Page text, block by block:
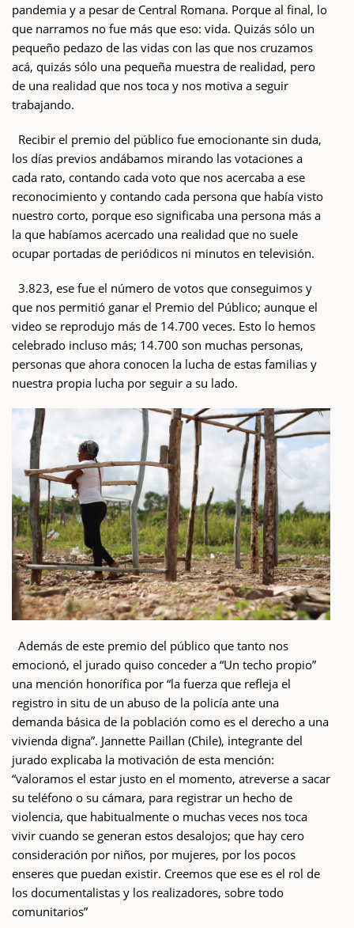
pandemia y a pesar de Central Romana. Porque al final, lo
que narramos no fue más que eso: vida. Quizás sólo un
pequeño pedazo de las vidas con las que nos cruzamos
acá, quizás sólo una pequeña muestra de realidad, pero
de una realidad que nos toca y nos motiva a seguir
trabajando.
Recibir el premio del público fue emocionante sin duda,
los días previos andábamos mirando las votaciones a
cada rato, contando cada voto que nos acercaba a ese
reconocimiento y contando cada persona que había visto
nuestro corto, porque eso significaba una persona más a
la que habíamos acercado una realidad que no suele
ocupar portadas de periódicos ni minutos en televisión.
3.823, ese fue el número de votos que conseguimos y
que nos permitió ganar el Premio del Público; aunque el
video se reprodujo más de 14.700 veces. Esto lo hemos
celebrado incluso más; 14.700 son muchas personas,
personas que ahora conocen la lucha de estas familias y
nuestra propia lucha por seguir a su lado.
Además de este premio del público que tanto nos
emocionó, el jurado quiso conceder a “Un techo propio”
una mención honorífica por “la fuerza que refleja el
registro in situ de un abuso de la policía ante una
demanda básica de la población como es el derecho a una
vivienda digna”. Jannette Paillan (Chile), integrante del
jurado explicaba la motivación de esta mención:
“valoramos el estar justo en el momento, atreverse a sacar
su teléfono o su cámara, para registrar un hecho de
violencia, que habitualmente o muchas veces nos toca
vivir cuando se generan estos desalojos; que hay cero
consideración por niños, por mujeres, por los pocos
enseres que puedan existir. Creemos que ese es el rol de
los documentalistas y los realizadores, sobre todo
comunitarios”